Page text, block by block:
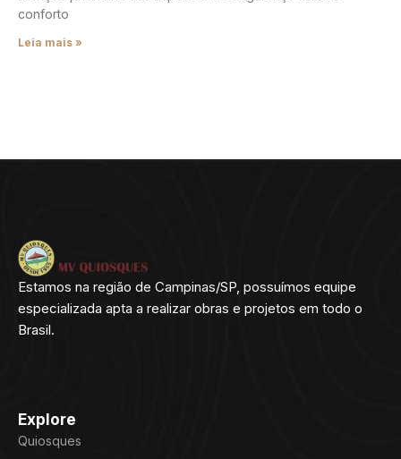
conforto
Leia mais »
Estamos na região de Campinas/SP, possuímos equipe
especializada apta a realizar obras e projetos em todo o
Brasil.
Explore
Quiosques